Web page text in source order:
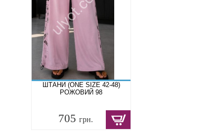
ШТАНИ (ONE SIZE 42-48)
РОЖОВИЙ 98
705 грн.